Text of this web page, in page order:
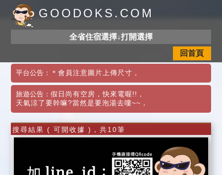
GOODOKS.COM
全省住宿選擇↓打開選擇
回首頁
平台公告： ＊會員注意圖片上傳尺寸 ，
旅遊公告：假日尚有空房，快來電喔!! ，
天氣涼了要幹嘛?當然是要泡湯去嘍~~ ，
搜尋結果 ( 可開收據 )，共10筆